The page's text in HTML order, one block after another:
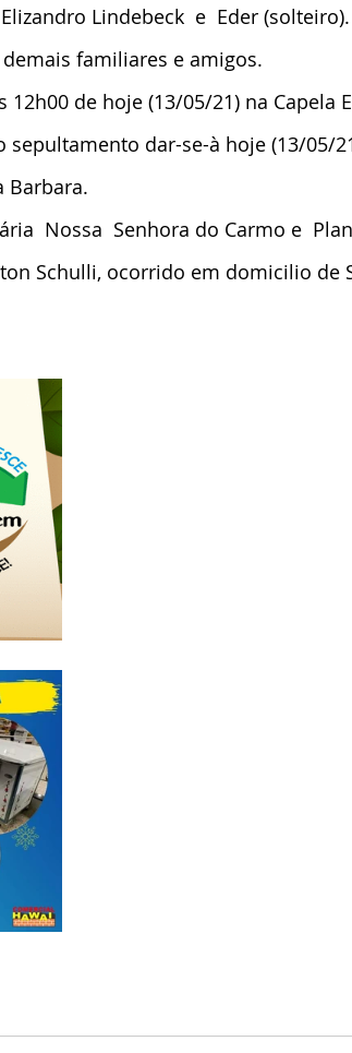
Lindebeck  e  Eder (solteiro).
familiares e amigos.
de hoje (13/05/21) na Capela
sepultamento dar-se-à hoje (13/05/
Barbara.
Nossa  Senhora do Carmo e
Schulli, ocorrido em domicilio de